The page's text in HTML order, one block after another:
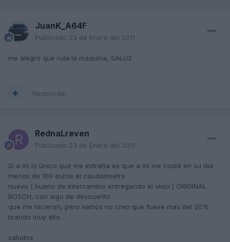
JuanK_A64F
Publicado 23 de Enero del 2011
me alegro que rula la maquina, SALU2
Responder
RednaLreven
Publicado 23 de Enero del 2011
Si a mi lo único que me extraña es que a mi me costó en su dia
menos de 100 euros el caudalimetro
nuevo ( bueno de intercambio entregando el viejo ) ORIGINAL
BOSCH, con algo de descuento
que me hicieron, pero vamos no creo que fuese mas del 20%
tirando muy alto.
saludos